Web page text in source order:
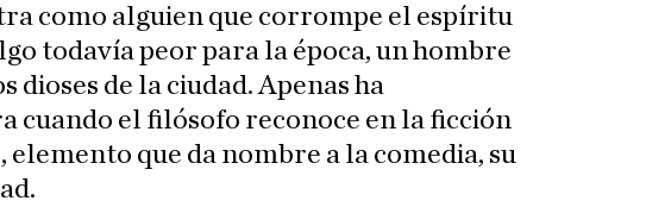
como alguien que corrompe el espíritu
todavía peor para la época, un hombre
dioses de la ciudad. Apenas ha
cuando el filósofo reconoce en la ficción
elemento que da nombre a la comedia, su